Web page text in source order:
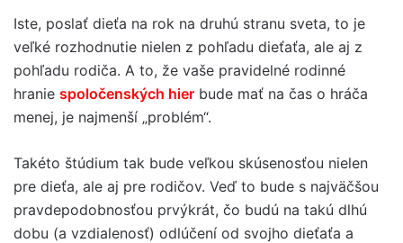
Iste, poslať dieťa na rok na druhú stranu sveta, to je
veľké rozhodnutie nielen z pohľadu dieťaťa, ale aj z
pohľadu rodiča. A to, že vaše pravidelné rodinné
hranie spoločenských hier bude mať na čas o hráča
menej, je najmenší „problém“.
Takéto štúdium tak bude veľkou skúsenosťou nielen
pre dieťa, ale aj pre rodičov. Veď to bude s najväčšou
pravdepodobnosťou prvýkrát, čo budú na takú dlhú
dobu (a vzdialenosť) odlúčení od svojho dieťaťa a